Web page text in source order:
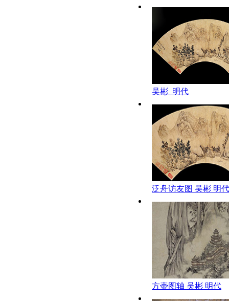
吴彬_明代
泛舟访友图 吴彬 明代
方壶图轴 吴彬 明代